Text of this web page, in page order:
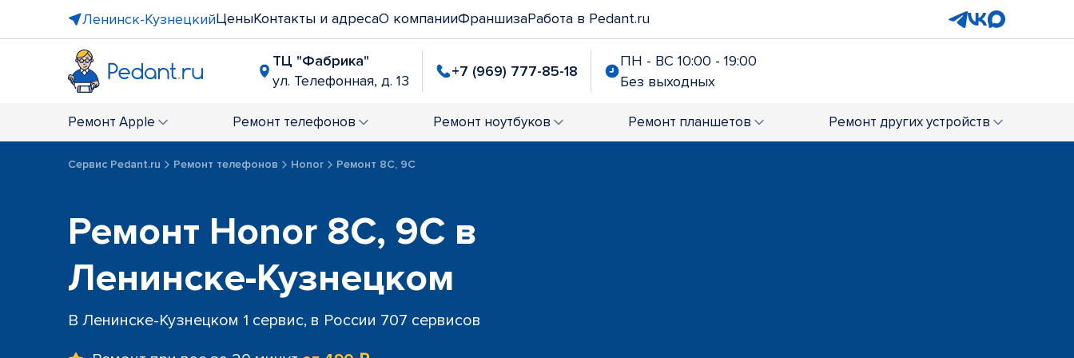
Ленинск-КузнецкийЦеныКонтакты и адресаО компанииФраншизаРабота в Pedant.ru
ТЦ "Фабрика"
ул. Телефонная, д. 13
+7 (969) 777-85-18
ПН - ВС 10:00 - 19:00
Без выходных
Ремонт Apple Ремонт телефонов Ремонт ноутбуков Ремонт планшетов Ремонт других устройств
Сервис Pedant.ru Ремонт телефонов Honor Ремонт 8C, 9C
Ремонт Honor 8C, 9C в
Ленинске-Кузнецком
В Ленинске-Кузнецком 1 сервис, в России 707 сервисов